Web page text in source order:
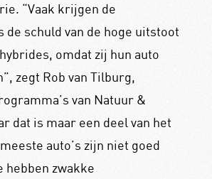
“Vaak krijgen de
de schuld van de hoge uitstoot
omdat zij hun auto
zegt Rob van Tilburg,
van Natuur &
dat is maar een deel van het
auto’s zijn niet goed
hebben zwakke